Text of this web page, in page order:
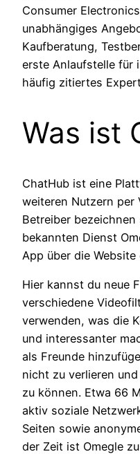
Consumer
unabhängiges
Kaufberatung,
erste Anlaufstelle für
häufig zitiertes
Was ist
ChatHub ist eine
weiteren Nutzern per
Betreiber
bekannten Dienst
App über die Website
Hier kannst du neue
verschiedene
verwenden, was die
und interessanter
als Freunde
nicht zu verlieren
zu können. Etwa 66
aktiv soziale
Seiten sowie
der Zeit ist Omegle